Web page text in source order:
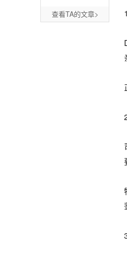
查看TA的文章>